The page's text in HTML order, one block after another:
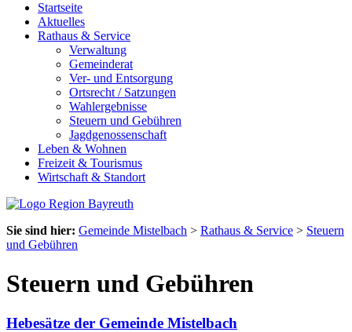
Startseite
Aktuelles
Rathaus & Service
Verwaltung
Gemeinderat
Ver- und Entsorgung
Ortsrecht / Satzungen
Wahlergebnisse
Steuern und Gebühren
Jagdgenossenschaft
Leben & Wohnen
Freizeit & Tourismus
Wirtschaft & Standort
Sie sind hier: Gemeinde Mistelbach > Rathaus & Service > Steuern
und Gebühren
Steuern und Gebühren
Hebesätze der Gemeinde Mistelbach